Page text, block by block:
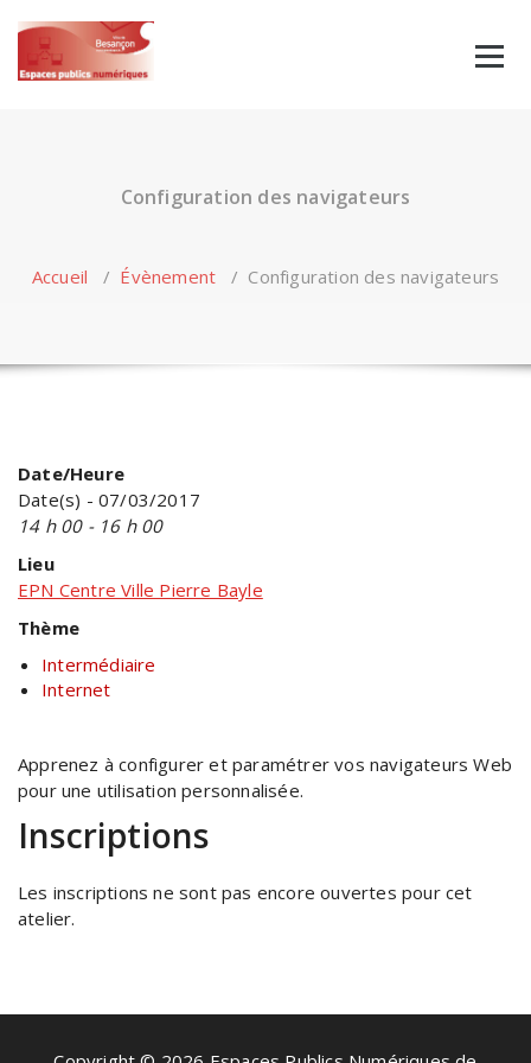
content
Configuration des navigateurs
Accueil / Évènement / Configuration des navigateurs
Date/Heure
Date(s) - 07/03/2017
14 h 00 - 16 h 00
Lieu
EPN Centre Ville Pierre Bayle
Thème
Intermédiaire
Internet
Apprenez à configurer et paramétrer vos navigateurs Web
pour une utilisation personnalisée.
Inscriptions
Les inscriptions ne sont pas encore ouvertes pour cet
atelier.